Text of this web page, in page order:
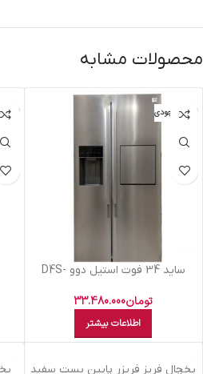
محصولات مشابه
اتمام موجودی
سايد 34 فوت استيل دوو D4S-
تومان33.480.000
اطلاعات بیشتر
اتمام موجودی
يخچال فريز فريزر پايين بست سفيد